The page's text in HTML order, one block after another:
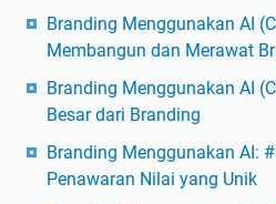
Branding Menggunakan AI
Membangun dan Merawat
Branding Menggunakan AI
Besar dari Branding
Branding Menggunakan AI:
Penawaran Nilai yang Unik